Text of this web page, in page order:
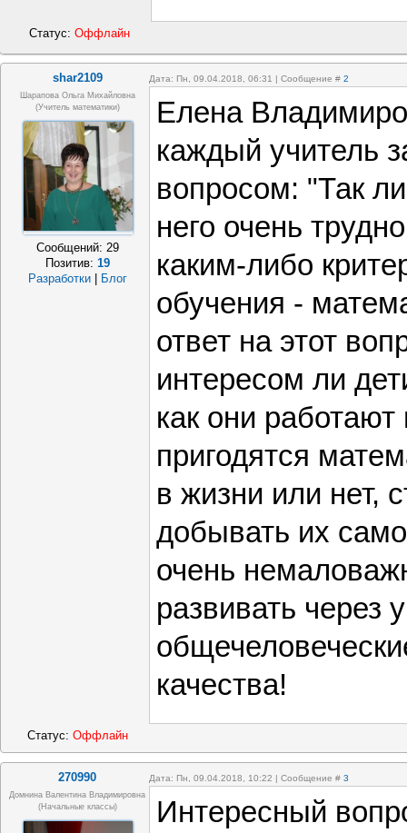
Статус:Оффлайн
shar2109 Дата: Пн, 09.04.2018, 06:31 | Сообщение # 2
Шарапова Ольга Михайловна
(Учитель математики)
Сообщений: 29
Позитив: 19
Разработки
Блог
Елена
каждый учитель
вопросом: "Так
него очень
каким-либо
обучения -
ответ на этот
интересом ли
как они
пригодятся
в жизни или нет,
добывать их
очень
развивать через
качества!
Статус: Оффлайн
270990 Дата: Пн, 09.04.2018, 10:22 | Сообщение # 3
Домнина Валентина Владимировна
(начальные классы)
Интересный